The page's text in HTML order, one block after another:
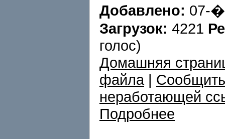
Добавлено: 07-
Загрузок: 4221
голос)
Домашняя
файла|
неработающей
Подробнее